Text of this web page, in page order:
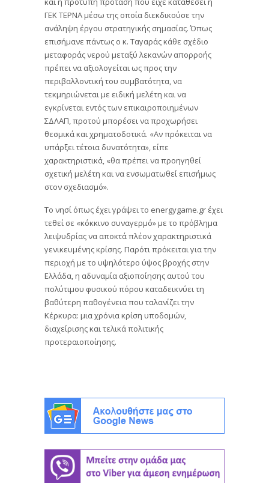
ΓΕΚ ΤΕΡΝΑ μέσω της οποία διεκδικούσε την
ανάληψη έργου στρατηγικής σημασίας. Όπως
επισήμανε πάντως ο κ. Ταγαράς κάθε σχέδιο
μεταφοράς νερού μεταξύ λεκανών απορροής
πρέπει να αξιολογείται ως προς την
περιβαλλοντική του συμβατότητα, να
τεκμηριώνεται με ειδική μελέτη και να
εγκρίνεται εντός των επικαιροποιημένων
ΣΔΛΑΠ, προτού μπορέσει να προχωρήσει
θεσμικά και χρηματοδοτικά. «Αν πρόκειται να
υπάρξει τέτοια δυνατότητα», είπε
χαρακτηριστικά, «θα πρέπει να προηγηθεί
σχετική μελέτη και να ενσωματωθεί επισήμως
στον σχεδιασμό».
Το νησί όπως έχει γράψει το energygame.gr έχει
τεθεί σε «κόκκινο συναγερμό» με το πρόβλημα
λειψυδρίας να αποκτά πλέον χαρακτηριστικά
γενικευμένης κρίσης. Παρότι πρόκειται για την
περιοχή με το υψηλότερο ύψος βροχής στην
Ελλάδα, η αδυναμία αξιοποίησης αυτού του
πολύτιμου φυσικού πόρου καταδεικνύει τη
βαθύτερη παθογένεια που ταλανίζει την
Κέρκυρα: μια χρόνια κρίση υποδομών,
διαχείρισης και τελικά πολιτικής
προτεραιοποίησης.